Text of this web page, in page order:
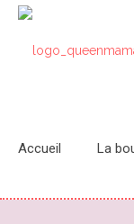
Accueil La